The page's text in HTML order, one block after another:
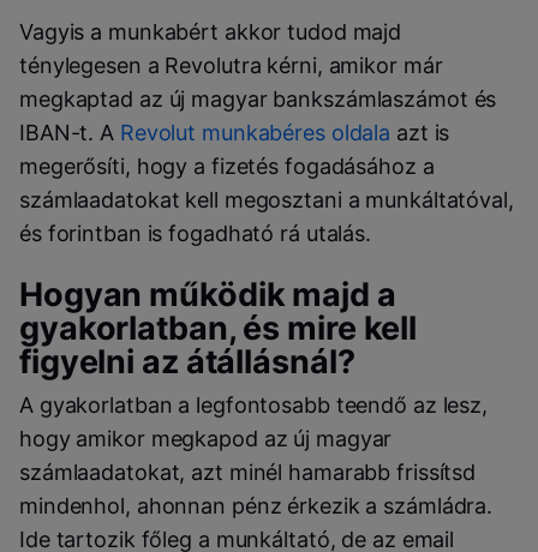
Vagyis a munkabért akkor tudod majd
ténylegesen a Revolutra kérni, amikor már
megkaptad az új magyar bankszámlaszámot és
IBAN-t. A Revolut munkabéres oldala azt is
megerősíti, hogy a fizetés fogadásához a
számlaadatokat kell megosztani a munkáltatóval,
és forintban is fogadható rá utalás.
Hogyan működik majd a
gyakorlatban, és mire kell
figyelni az átállásnál?
A gyakorlatban a legfontosabb teendő az lesz,
hogy amikor megkapod az új magyar
számlaadatokat, azt minél hamarabb frissítsd
mindenhol, ahonnan pénz érkezik a számládra.
Ide tartozik főleg a munkáltató, de az email